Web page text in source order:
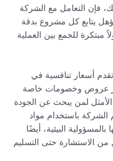
فإن التعامل مع الشركة
يتابع كل مشروع بدقة
مبتكرة للجمع بين العملية
أسعار تنافسية في
عروض وخصومات خاصة
الأمثل لمن يبحث عن الجودة
باستخدام مواد
البيئية، أيضًا
الاستشارة حتى التسليم